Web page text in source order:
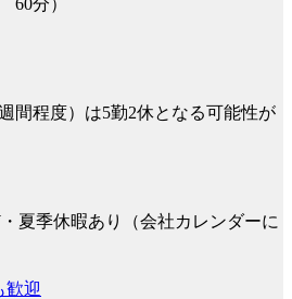
間程度）は5勤2休となる可能性が
夏季休暇あり（会社カレンダーに
歓迎